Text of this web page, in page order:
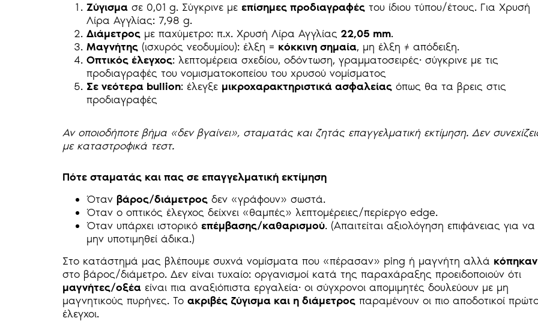
Ζύγισμα σε 0,01 g. Σύγκρινε με επίσημες προδιαγραφές του ίδιου τύπου/έτους. Για Χρυσή
Λίρα Αγγλίας: 7,98 g.
Διάμετρος με παχύμετρο: π.χ. Χρυσή Λίρα Αγγλίας 22,05 mm.
Μαγνήτης (ισχυρός νεοδυμίου): έλξη = κόκκινη σημαία, μη έλξη ≠ απόδειξη.
Οπτικός έλεγχος: λεπτομέρεια σχεδίου, οδόντωση, γραμματοσειρές· σύγκρινε με τις
προδιαγραφές του νομισματοκοπείου του χρυσού νομίσματος
Σε νεότερα bullion: έλεγξε μικροχαρακτηριστικά ασφαλείας όπως θα τα βρεις στις
προδιαγραφές
Αν οποιοδήποτε βήμα «δεν βγαίνει», σταματάς και ζητάς επαγγελματική εκτίμηση. Δεν
με καταστροφικά τεστ.
Πότε σταματάς και πας σε επαγγελματική εκτίμηση
Όταν βάρος/διάμετρος δεν «γράφουν» σωστά.
Όταν ο οπτικός έλεγχος δείχνει «θαμπές» λεπτομέρειες/περίεργο edge.
Όταν υπάρχει ιστορικό επέμβασης/καθαρισμού. (Απαιτείται αξιολόγηση επιφάνειας για να
μην υποτιμηθεί άδικα.)
Στο κατάστημά μας βλέπουμε συχνά νομίσματα που «πέρασαν» ping ή μαγνήτη αλλά κόπηκαν
στο βάρος/διάμετρο. Δεν είναι τυχαίο: οργανισμοί κατά της παραχάραξης προειδοποιούν ότι
μαγνήτες/οξέα είναι πια αναξιόπιστα εργαλεία· οι σύγχρονοι απομιμητές δουλεύουν με μη
μαγνητικούς πυρήνες. Το ακριβές ζύγισμα και η διάμετρος παραμένουν οι πιο αποδοτικοί
έλεγχοι.